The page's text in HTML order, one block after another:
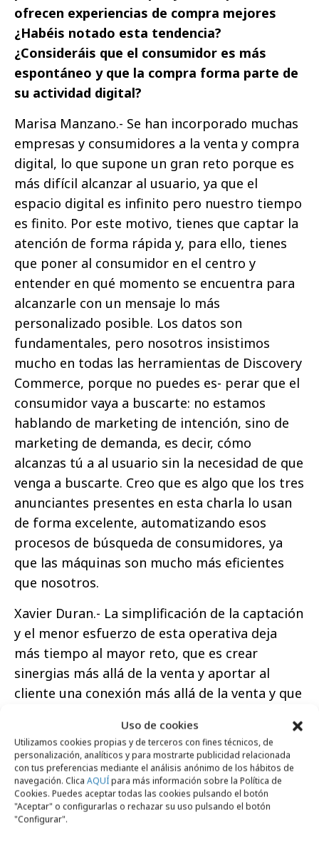
Uso de cookies
Utilizamos cookies propias y de terceros con fines técnicos, de
personalización, analíticos y para mostrarte publicidad relacionada
con tus preferencias mediante el análisis anónimo de los hábitos de
navegación. Clica AQUÍpara más información sobre la Política de
Cookies. Puedes aceptar todas las cookies pulsando el botón
"Aceptar" o configurarlas o rechazar su uso pulsando el botón
"Configurar".
ofrecen experiencias de compra mejores
¿Habéis notado esta tendencia?
¿Consideráis que el consumidor es más
espontáneo y que la compra forma parte de
su actividad digital?
Marisa Manzano.- Se han incorporado muchas
empresas y consumidores a la venta y compra
digital, lo que supone un gran reto porque es
más difícil alcanzar al usuario, ya que el
espacio digital es infinito pero nuestro tiempo
es finito. Por este motivo, tienes que captar la
atención de forma rápida y, para ello, tienes
que poner al consumidor en el centro y
entender en qué momento se encuentra para
alcanzarle con un mensaje lo más
personalizado posible. Los datos son
fundamentales, pero nosotros insistimos
mucho en todas las herramientas de Discovery
Commerce, porque no puedes es- perar que el
consumidor vaya a buscarte: no estamos
hablando de marketing de intención, sino de
marketing de demanda, es decir, cómo
alcanzas tú a al usuario sin la necesidad de que
venga a buscarte. Creo que es algo que los tres
anunciantes presentes en esta charla lo usan
de forma excelente, automatizando esos
procesos de búsqueda de consumidores, ya
que las máquinas son mucho más eficientes
que nosotros.
Xavier Duran.- La simplificación de la captación
y el menor esfuerzo de esta operativa deja
más tiempo al mayor reto, que es crear
sinergias más allá de la venta y aportar al
cliente una conexión más allá de la venta y que
producto, sino el orgullo de crearlo. La
tecnología nos ayuda a tener tiempo para ser
más creativos, algo que nunca hay que olvidar
a pesar del alto nivel de digitalización con el
que contamos.